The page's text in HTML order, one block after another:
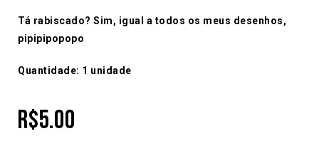
Tá rabiscado? Sim, igual a todos os meus desenhos,
pipipipopopo
Quantidade: 1 unidade
R$5.00